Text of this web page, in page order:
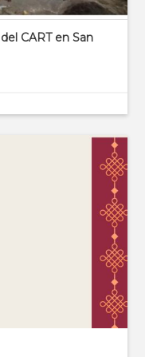
CART en San